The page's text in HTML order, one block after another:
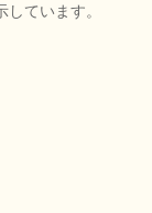
ています。